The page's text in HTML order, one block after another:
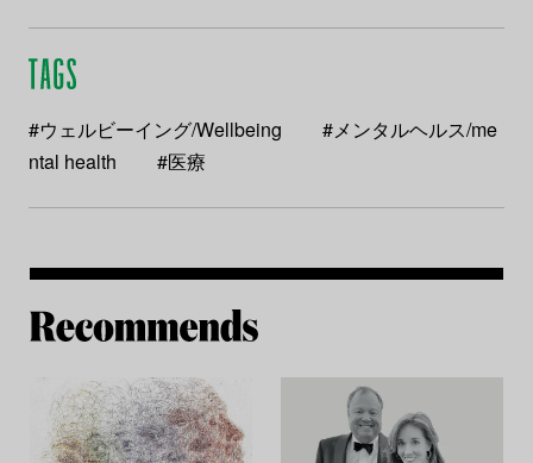
#ウェルビーイング/Wellbeing
#メンタルヘルス/me
ntal health
#医療